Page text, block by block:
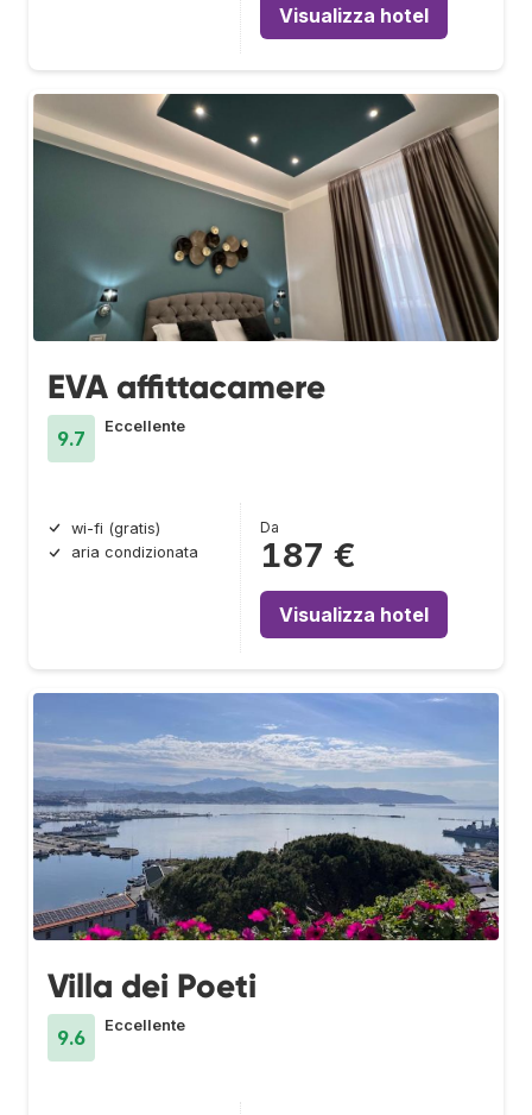
Visualizza hotel
EVA affittacamere
9.7
Eccellente
wi-fi (gratis)
aria condizionata
Da
187 €
Visualizza hotel
Villa dei Poeti
9.6
Eccellente